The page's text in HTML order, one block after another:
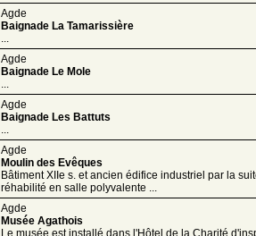
Agde
Baignade La Tamarissière
...
Agde
Baignade Le Mole
...
Agde
Baignade Les Battuts
...
Agde
Moulin des Evêques
Bâtiment XIIe s. et ancien édifice industriel par la
réhabilité en salle polyvalente ...
Agde
Musée Agathois
Le musée est installé dans l'Hôtel de la Charité